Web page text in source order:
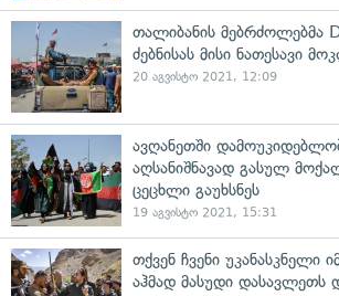
თალიბანის მებრძოლებმა
ძებნისას მისი ნათესავი
20 აგვისტო 2021, 12:09
ავღანეთში
აღსანიშნავად გასულ
ცეცხლი გაუხსნეს
19 აგვისტო 2021, 15:31
თქვენ ჩვენი უკანასკნელი
აჰმად მასუდი დასავლეთს